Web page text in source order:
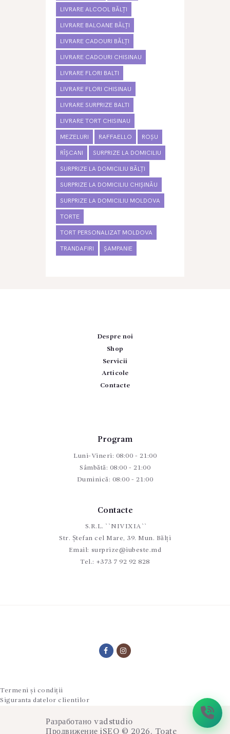
LIVRARE ALCOOL BĂLȚI
LIVRARE BALOANE BĂLȚI
LIVRARE CADOURI BĂLȚI
LIVRARE CADOURI CHISINAU
LIVRARE FLORI BALTI
LIVRARE FLORI CHISINAU
LIVRARE SURPRIZE BALTI
LIVRARE TORT CHISINAU
MEZELURI RAFFAELLO ROȘU
RÎȘCANI SURPRIZE LA DOMICILIU
SURPRIZE LA DOMICILIU BĂLȚI
SURPRIZE LA DOMICILIU CHIȘINĂU
SURPRIZE LA DOMICILIU MOLDOVA
TORTE
TORT PERSONALIZAT MOLDOVA
TRANDAFIRI ȘAMPANIE
Despre noi
Shop
Servicii
Articole
Contacte
Program
Luni-Vineri: 08:00 - 21:00
Sâmbătă: 08:00 - 21:00
Duminică: 08:00 - 21:00
Contacte
S.R.L. ``NIVIXIA``
Str. Ștefan cel Mare, 39. Mun. Bălți
Email: surprize@iubeste.md
Tel.: +373 7 92 92 828
Termeni și condiții
Siguranta datelor clientilor
Разработано vadstudio
Продвижение iSEO © 2026. Toate